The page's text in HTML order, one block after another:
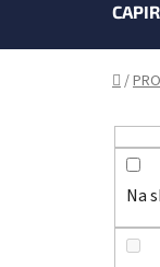
Domů
/
Na